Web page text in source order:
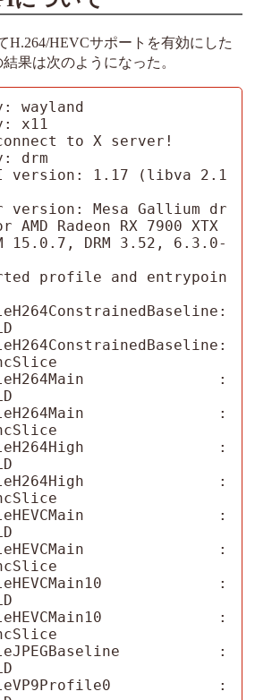
H.264/HEVCサポートを有効にした
結果は次のようになった。
wayland
x11
to X server!
drm
version: 1.17 (libva 2.1
Mesa Gallium dr
Radeon RX 7900 XTX
15.0.7, DRM 3.52, 6.3.0-
profile and entrypoin